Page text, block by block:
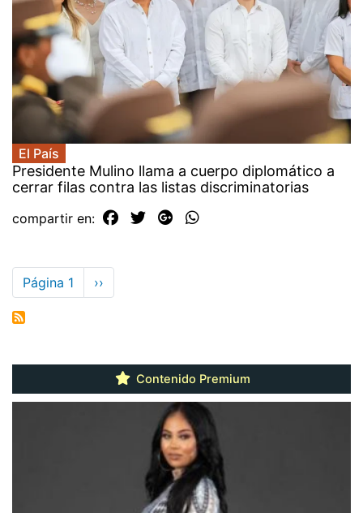
El País
Presidente Mulino llama a cuerpo diplomático a
cerrar filas contra las listas discriminatorias
compartir en:
Paginación
Página 1
Siguiente
página
››
Contenido Premium